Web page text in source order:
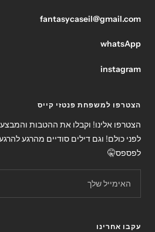
fantasycaseil@gmail.com
whatsApp
instagram
הצטרפו למשפחת פנטזי קייס
הצטרפו אלינו! וקבלו את ההטבות
לפני כולם! וגם דילים סודיים מהרגע
לפספס🤫
האימייל שלך
עקבו אחרינו